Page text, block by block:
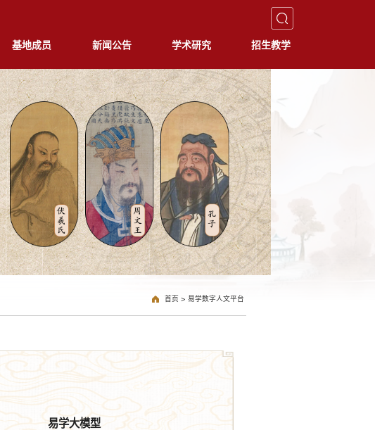
基地成员 新闻公告 学术研究 招生教学
首页 > 易学数字人文平台
易学大模型